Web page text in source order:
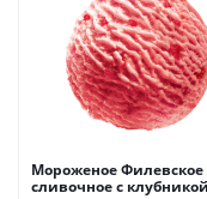
Мороженое Филевское
сливочное с